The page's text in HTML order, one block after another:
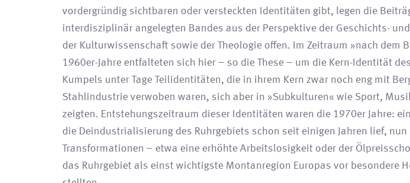
vordergründig sichtbaren oder versteckten Identitäten gibt, legen die
interdisziplinär angelegten Bandes aus der Perspektive der Geschichts-
der Kulturwissenschaft sowie der Theologie offen. Im Zeitraum »nach dem
1960er-Jahre entfalteten sich hier – so die These – um die Kern-Identität
Kumpels unter Tage Teilidentitäten, die in ihrem Kern zwar noch eng mit
Stahlindustrie verwoben waren, sich aber in »Subkulturen« wie Sport,
zeigten. Entstehungszeitraum dieser Identitäten waren die 1970er Jahre:
die Deindustrialisierung des Ruhrgebiets schon seit einigen Jahren lief,
Transformationen – etwa eine erhöhte Arbeitslosigkeit oder der
das Ruhrgebiet als einst wichtigste Montanregion Europas vor besondere